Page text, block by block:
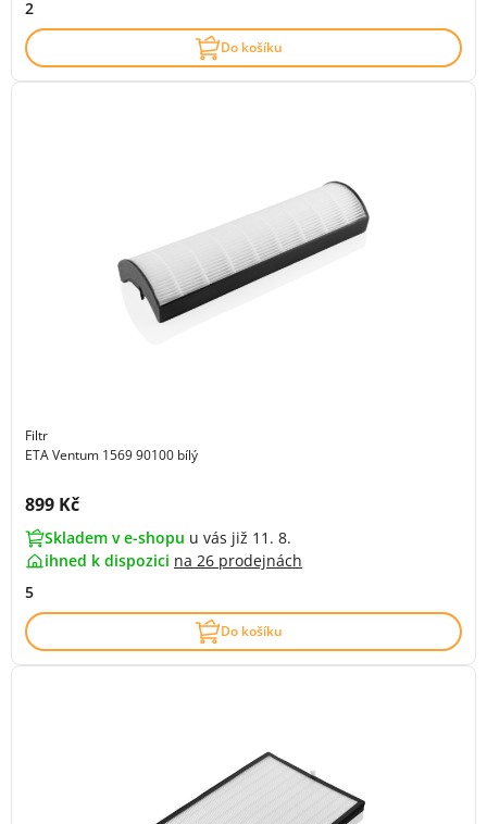
2
Do košíku
Filtr
ETA Ventum 1569 90100 bílý
Cena s DPH:
899 Kč
Skladem v e-shopu u vás již 11. 8.
ihned k dispozici na 26 prodejnách
5
Do košíku